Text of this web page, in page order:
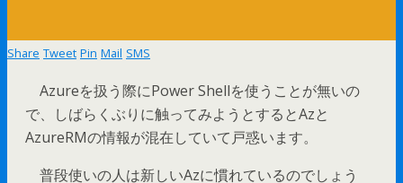
Share Tweet Pin Mail SMS
Azureを扱う際にPower Shellを使うことが無いの
で、しばらくぶりに触ってみようとするとAzと
AzureRMの情報が混在していて戸惑います。
普段使いの人は新しいAzに慣れているのでしょう